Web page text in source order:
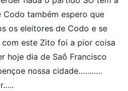
também espero que
os eleitores de Codo e se
este Zito foi a pior coisa
hoje dia de Saô Francisco
nossa cidade………..